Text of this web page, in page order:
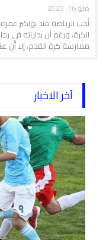
مايو 16, 2020
أحب الرياضة منذ بواكير
الكرة، ورغم أن بداياته في
ممارسة كرة القدم، إلا أن
آخر الاخبار